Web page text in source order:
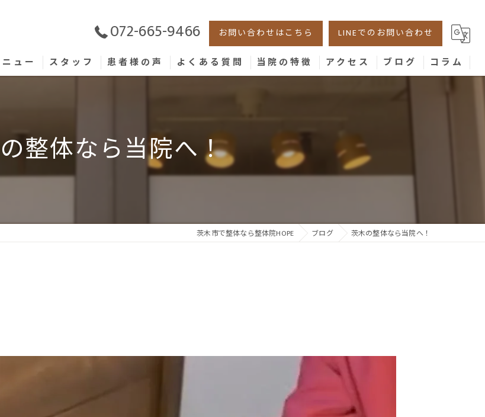
072-665-9466 お問い合わせはこちら LINEでのお問い合わせ
ュー スタッフ 患者様の声 よくある質問 当院の特徴
肩こり
アクセス ブログ コラム
整体なら当院へ！
茨木市で整体なら整体院HOPE ブログ 茨木の整体なら当院へ！